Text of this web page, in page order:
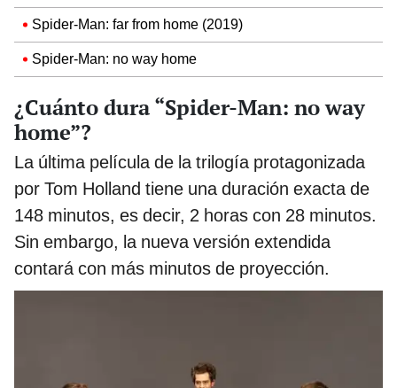
Spider-Man: far from home (2019)
Spider-Man: no way home
¿Cuánto dura “Spider-Man: no way
home”?
La última película de la trilogía protagonizada
por Tom Holland tiene una duración exacta de
148 minutos, es decir, 2 horas con 28 minutos.
Sin embargo, la nueva versión extendida
contará con más minutos de proyección.